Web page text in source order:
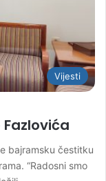
Vijesti
bajramsku čestitku
“Radosni smo